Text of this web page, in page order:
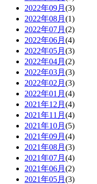
2022年09月 (3)
2022年08月 (1)
2022年07月 (2)
2022年06月 (4)
2022年05月 (3)
2022年04月 (2)
2022年03月 (3)
2022年02月 (3)
2022年01月 (4)
2021年12月 (4)
2021年11月 (4)
2021年10月 (5)
2021年09月 (4)
2021年08月 (3)
2021年07月 (4)
2021年06月 (2)
2021年05月 (3)